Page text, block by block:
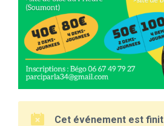
Cet événement est finit